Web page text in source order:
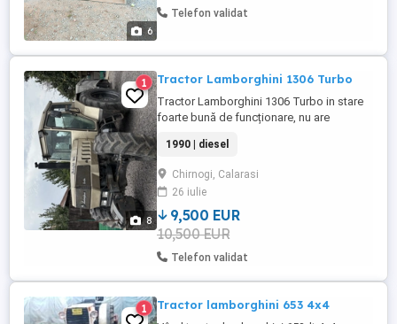
6
rece. Dotări și avantaje Încărcător frontal
Telefon validat
8
1 Tractor Lamborghini 1306 Turbo
Tractor Lamborghini 1306 Turbo in stare
foarte bună de funcționare, nu are
4876 ore funcționare, tractorul este adus
din Spania. Pentru mai multe detalii sunați
la O73patru3doi93patru6 O73O162O91
1990 | diesel
Chirnogi, Calarasi
26 iulie
9,500 EUR
10,500 EUR
Telefon validat
1 Tractor lamborghini 653 4x4